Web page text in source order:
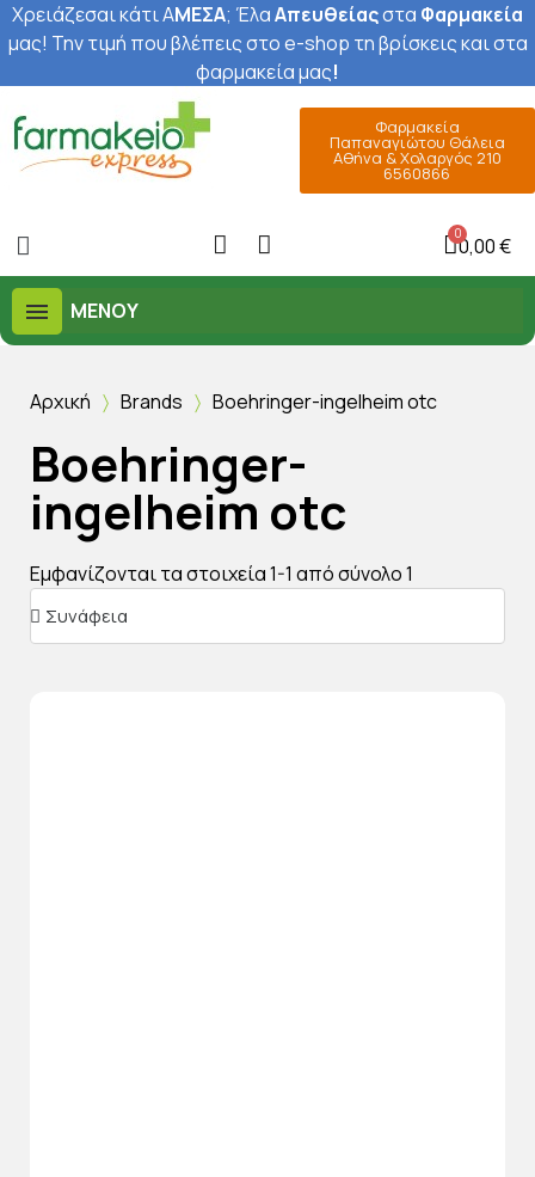
Χρειάζεσαι κάτι ΑΜΕΣΑ; ΈλαΑπευθείαςστα Φαρμακεία
μας! Την τιμή που βλέπεις στο e-shop τη βρίσκεις και στα
φαρμακεία μας!
Φαρμακεία
Παπαναγιώτου Θάλεια
Αθήνα & Χολαργός 210
6560866
0,00 €
ΜΕΝΟΎ
Αρχική Brands Boehringer-ingelheim otc
Boehringer-
ingelheim otc
Εμφανίζονται τα στοιχεία 1-1 από σύνολο 1